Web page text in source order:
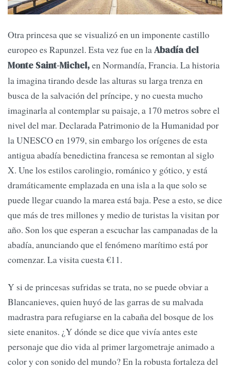
Otra princesa que se visualizó en un imponente castillo
europeo es Rapunzel. Esta vez fue en la Abadía del
Monte Saint-Michel,en Normandía, Francia. La historia
la imagina tirando desde las alturas su larga trenza en
busca de la salvación del príncipe, y no cuesta mucho
imaginarla al contemplar su paisaje, a 170 metros sobre el
nivel del mar. Declarada Patrimonio de la Humanidad por
la UNESCO en 1979, sin embargo los orígenes de esta
antigua abadía benedictina francesa se remontan al siglo
X. Une los estilos carolingio, románico y gótico, y está
dramáticamente emplazada en una isla a la que solo se
puede llegar cuando la marea está baja. Pese a esto, se dice
que más de tres millones y medio de turistas la visitan por
año. Son los que esperan a escuchar las campanadas de la
abadía, anunciando que el fenómeno marítimo está por
comenzar. La visita cuesta €11.
Y si de princesas sufridas se trata, no se puede obviar a
Blancanieves, quien huyó de las garras de su malvada
madrastra para refugiarse en la cabaña del bosque de los
siete enanitos. ¿Y dónde se dice que vivía antes este
personaje que dio vida al primer largometraje animado a
color y con sonido del mundo? En la robusta fortaleza del